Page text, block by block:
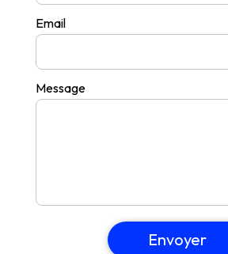
Email
Message
Envoyer